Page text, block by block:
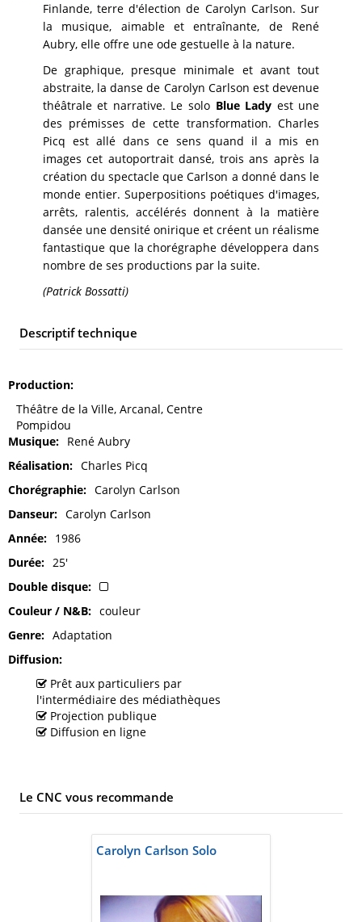
Finlande, terre d'élection de Carolyn Carlson. Sur
la musique, aimable et entraînante, de René
Aubry, elle offre une ode gestuelle à la nature.
De graphique, presque minimale et avant tout
abstraite, la danse de Carolyn Carlson est devenue
théâtrale et narrative. Le solo Blue Lady est une
des prémisses de cette transformation. Charles
Picq est allé dans ce sens quand il a mis en
images cet autoportrait dansé, trois ans après la
création du spectacle que Carlson a donné dans le
monde entier. Superpositions poétiques d'images,
arrêts, ralentis, accélérés donnent à la matière
dansée une densité onirique et créent un réalisme
fantastique que la chorégraphe développera dans
nombre de ses productions par la suite.
(Patrick Bossatti)
Descriptif technique
Production
Théâtre de la Ville, Arcanal, Centre
Pompidou
Musique
René Aubry
Réalisation
Charles Picq
Chorégraphie
Carolyn Carlson
Danseur
Carolyn Carlson
Année
1986
Durée
25'
Double disque
Couleur / N&B
couleur
Genre
Adaptation
Diffusion
Prêt aux particuliers par
l'intermédiaire des médiathèques
Projection publique
Diffusion en ligne
Le CNC vous recommande
Carolyn Carlson Solo